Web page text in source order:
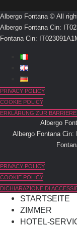
Albergo Fontana © All
Albergo Fontana Cin:
Fontana Cin:
PRIVACY POLICY
COOKIE POLICY
ERKLÄRUNG ZUR
Albergo
Albergo Fontana Cin:
PRIVACY POLICY
COOKIE POLICY
DICHIARAZIONE DI
STARTSEITE
ZIMMER
HOTEL-